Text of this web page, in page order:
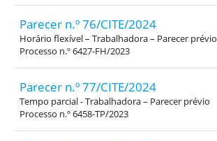
Parecer n.º 76/CITE/2024
Horário flexível – Trabalhadora – Parecer prévio
Processo n.º 6427-FH/2023
Parecer n.º 77/CITE/2024
Tempo parcial - Trabalhadora – Parecer prévio
Processo n.º 6458-TP/2023